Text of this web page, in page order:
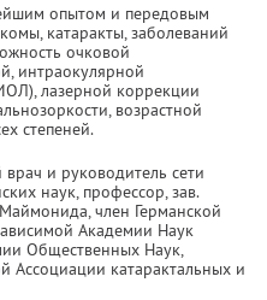
опытом и передовым
катаракты, заболеваний
очковой
интраокулярной
лазерной коррекции
возрастной
степеней.
врач и руководитель сети
наук, профессор, зав.
член Германской
Академии Наук
Общественных Наук,
Ассоциации катарактальных и